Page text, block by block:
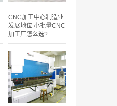
CNC加工中心制造业
发展地位 小批量CNC
加工厂怎么选?